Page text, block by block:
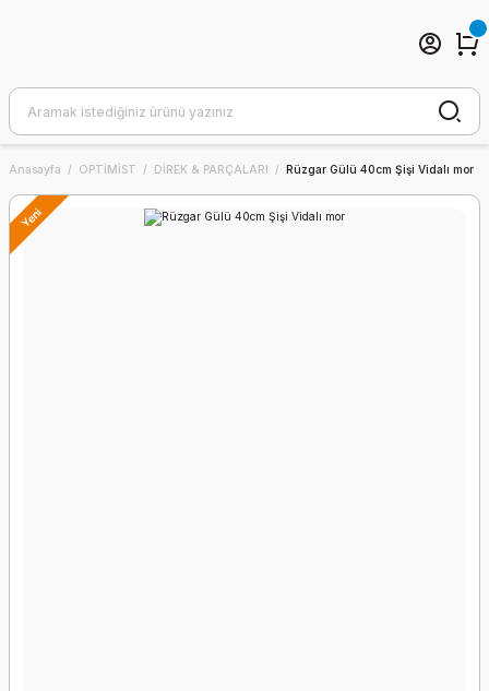
Anasayfa OPTİMİST DİREK & PARÇALARI Rüzgar Gülü 40cm Şişi Vidalı mor
Yeni